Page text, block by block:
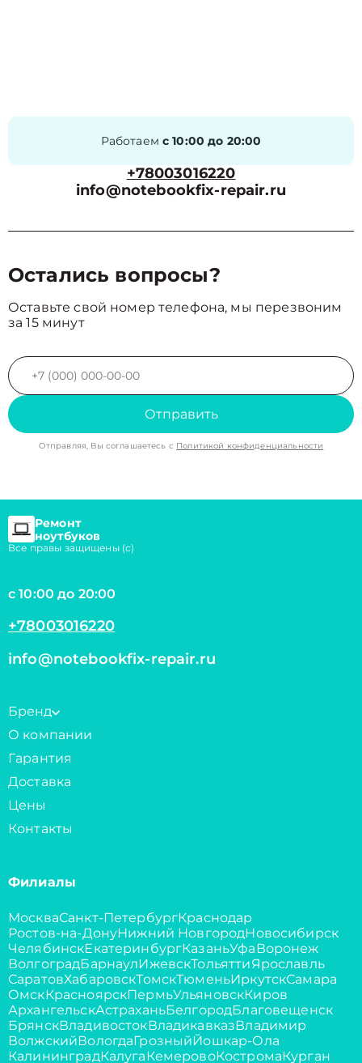
Работаем с 10:00 до 20:00
+78003016220
info@notebookfix-repair.ru
Остались вопросы?
Оставьте свой номер телефона, мы перезвоним
за 15 минут
Отправить
Отправляя, Вы соглашаетесь с Политикой конфиденциальности
Ремонт
ноутбуков
Все правы защищены (с)
с 10:00 до 20:00
+78003016220
info@notebookfix-repair.ru
Бренд
О компании
Гарантия
Доставка
Цены
Контакты
Филиалы
МоскваСанкт-ПетербургКраснодар
Ростов-на-ДонуНижний НовгородНовосибирск
ЧелябинскЕкатеринбургКазаньУфаВоронеж
ВолгоградБарнаулИжевскТольяттиЯрославль
СаратовХабаровскТомскТюменьИркутскСамара
ОмскКрасноярскПермьУльяновскКиров
АрхангельскАстраханьБелгородБлаговещенск
БрянскВладивостокВладикавказВладимир
ВолжскийВологдаГрозныйЙошкар-Ола
КалининградКалугаКемеровоКостромаКурган